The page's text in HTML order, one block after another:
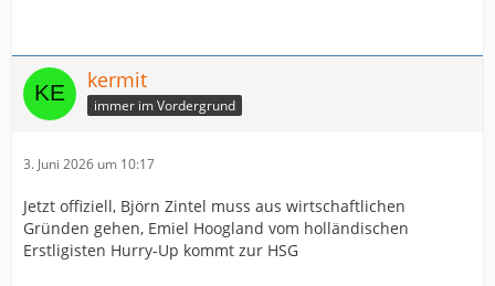
kermit
immer im Vordergrund
3. Juni 2026 um 10:17
Jetzt offiziell, Björn Zintel muss aus wirtschaftlichen
Gründen gehen, Emiel Hoogland vom holländischen
Erstligisten Hurry-Up kommt zur HSG